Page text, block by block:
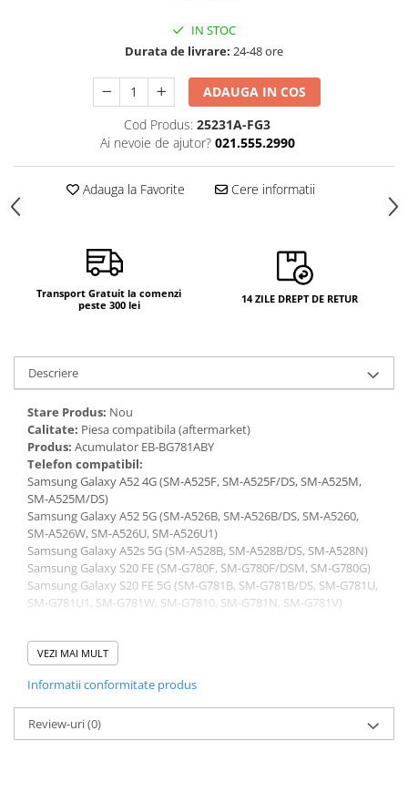
Module si conectori incarcare
Suruburi si adezivi
Scule Service GSM
IN STOC
Durata de livrare: 24-48 ore
ADAUGA IN COS
Cod Produs: 25231A-FG3
Ai nevoie de ajutor? 021.555.2990
Adauga la Favorite Cere informatii
Transport Gratuit la comenzi
peste 300 lei
14 ZILE DREPT DE RETUR
Descriere
Stare Produs: Nou
Calitate: Piesa compatibila (aftermarket)
Produs: Acumulator EB-BG781ABY
Telefon compatibil:
Samsung Galaxy A52 4G (SM-A525F, SM-A525F/DS, SM-A525M,
SM-A525M/DS)
Samsung Galaxy A52 5G (SM-A526B, SM-A526B/DS, SM-A5260,
SM-A526W, SM-A526U, SM-A526U1)
Samsung Galaxy A52s 5G (SM-A528B, SM-A528B/DS, SM-A528N)
Samsung Galaxy S20 FE (SM-G780F, SM-G780F/DSM, SM-G780G)
Samsung Galaxy S20 FE 5G (SM-G781B, SM-G781B/DS, SM-G781U,
SM-G781U1, SM-G781W, SM-G7810, SM-G781N, SM-G781V)
ATENTIE – CONDITII DE MONTAJ
Deconectati bateria inainte de conectarea sau
deconectarea oricarei componente.
Testati produsul inainte de montajul final, fara a indeparta foliile
de protectie, sigiliile sau etichetele.
Inlocuirea componentelor interne este un proces delicat si
necesita cunostinte si echipamente specifice domeniului
VEZI MAI MULT
Informatii conformitate produs
Review-uri(0)